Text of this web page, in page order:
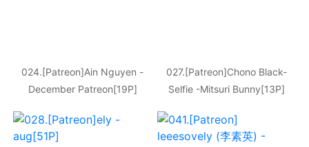
024.[Patreon]Ain Nguyen -
December Patreon[19P]
027.[Patreon]Chono Black-
Selfie -Mitsuri Bunny[13P]